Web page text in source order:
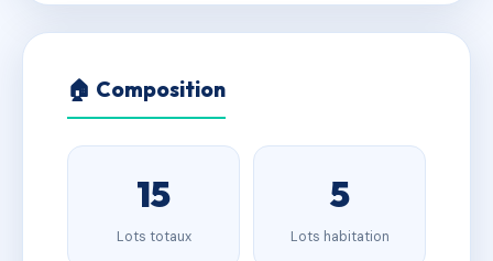
🏠 Composition
15
Lots totaux
5
Lots habitation